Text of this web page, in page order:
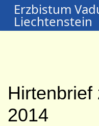
Erzbistum
Liechtenstein
2014